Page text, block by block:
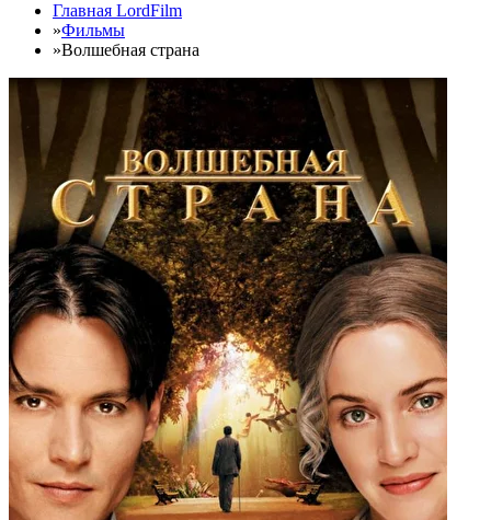
Главная LordFilm
»Фильмы
»Волшебная страна